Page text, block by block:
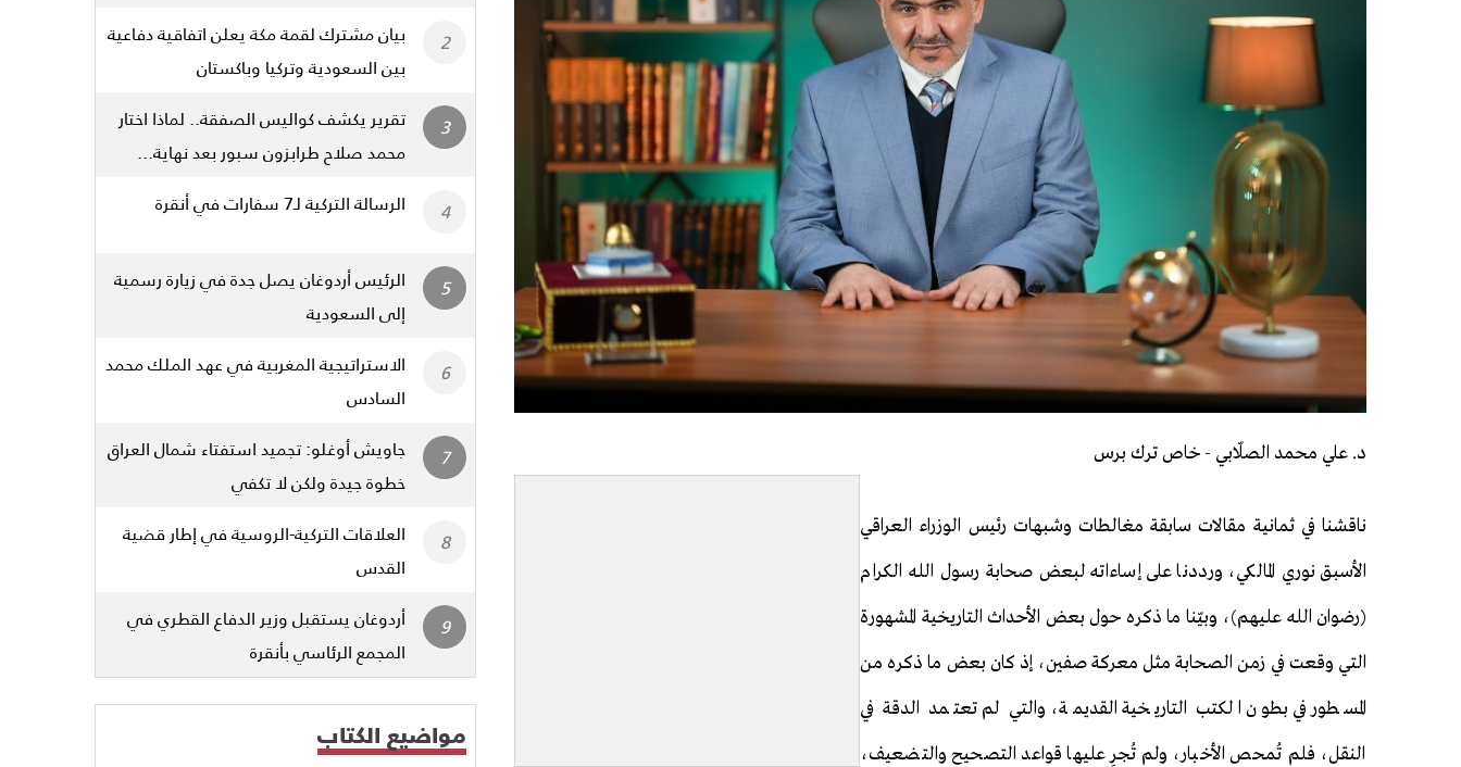
د. علي محمد الصلّابي - خاص ترك برس
ناقشنا في ثمانية مقالات سابقة مغالطات وشبهات رئيس الوزراء العراقي
الأسبق نوري المالكي، ورددنا على إساءاته لبعض صحابة رسول الله الكرام
(رضوان الله عليهم)، وبيّنا ما ذكره حول بعض الأحداث التاريخية المشهورة
التي وقعت في زمن الصحابة مثل معركة صفين، إذ كان بعض ما ذكره من
المسطور في بطون الكتب التاريخية القديمة، والتي لم تعتمد الدقة في
النقل، فلم تُمحص الأخبار، ولم تُجرِ عليها قواعد التصحيح والتضعيف،
بيان مشترك لقمة مكة يعلن اتفاقية دفاعية
بين السعودية وتركيا وباكستان
تقرير يكشف كواليس الصفقة.. لماذا اختار
محمد صلاح طرابزون سبور بعد نهاية...
الرسالة التركية لـ7 سفارات في أنقرة
الرئيس أردوغان يصل جدة في زيارة رسمية
إلى السعودية
الاستراتيجية المغربية في عهد الملك محمد
السادس
جاويش أوغلو: تجميد استفتاء شمال العراق
خطوة جيدة ولكن لا تكفي
العلاقات التركية-الروسية في إطار قضية
القدس
أردوغان يستقبل وزير الدفاع القطري في
المجمع الرئاسي بأنقرة
مواضيع الكتاب